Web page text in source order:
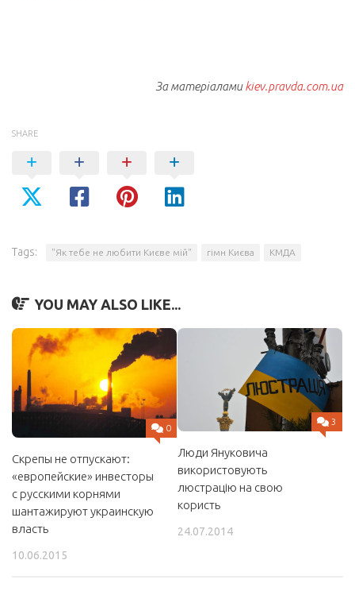
За матеріаламиkiev.pravda.com.ua
SHARE
Tags: "Як тебе не любити Києве мій" гімн Києва КМДА
YOU MAY ALSO LIKE...
0
Скрепы не отпускают:
«европейские» инвесторы
с русскими корнями
шантажируют украинскую
власть
10.06.2015
3
Люди Януковича
використовують
люстрацію на свою
користь
24.07.2014